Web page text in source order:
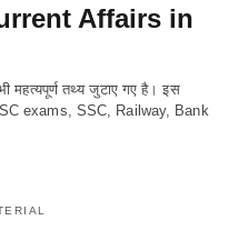
Affairs in
तथ्य जुटाए गए है। इस
exams, SSC, Railway, Bank